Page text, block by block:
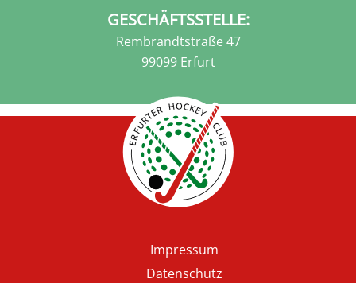
GESCHÄFTSSTELLE:
Rembrandtstraße 47
99099 Erfurt
Impressum
Datenschutz